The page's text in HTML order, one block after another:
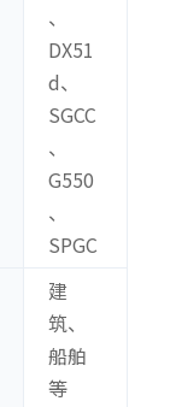
、
DX51
d、
SGCC
、
G550
、
SPGC
建
筑、
船舶
等